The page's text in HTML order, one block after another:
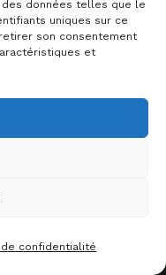
données telles que le
uniques sur ce
son consentement
et
confidentialité
au Smoki de
sur leQuai
CONTACT